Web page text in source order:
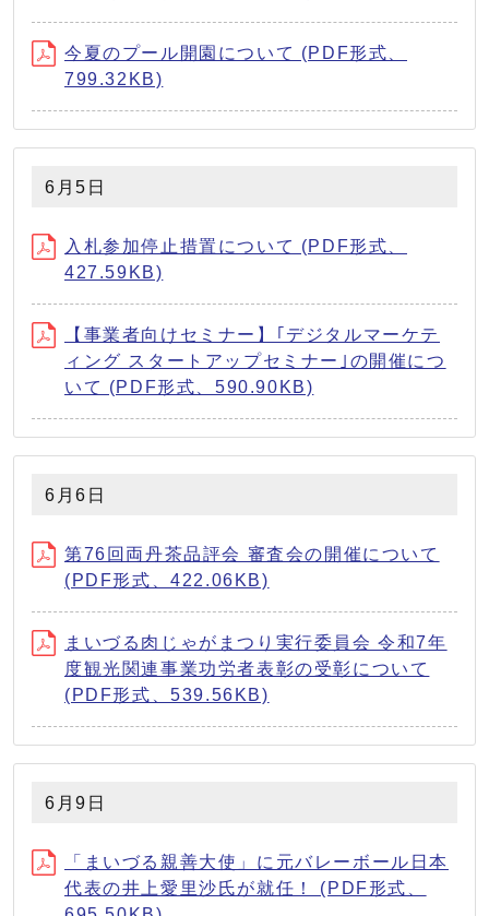
今夏のプール開園について (PDF形式、
799.32KB)
6月5日
入札参加停止措置について (PDF形式、
427.59KB)
【事業者向けセミナー】｢デジタルマーケテ
ィング スタートアップセミナー｣の開催につ
いて (PDF形式、590.90KB)
6月6日
第76回両丹茶品評会 審査会の開催について
(PDF形式、422.06KB)
まいづる⾁じゃがまつり実⾏委員会 令和7年
度観光関連事業功労者表彰の受彰について
(PDF形式、539.56KB)
6月9日
「まいづる親善大使」に元バレーボール日本
代表の井上愛里沙氏が就任！ (PDF形式、